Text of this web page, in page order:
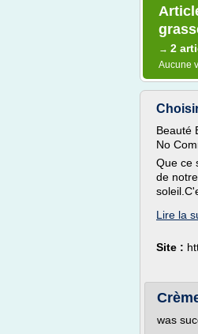
→ 2
Aucune
Beauté
No
Que ce
de
Lire la
Site :
was